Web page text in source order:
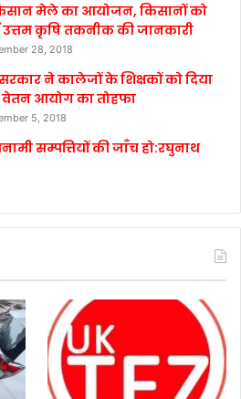
मेले का आयोजन, किसानों को
उत्तम कृषि तकनीक की जानकारी
28, 2018
ने कालेजों के शिक्षकों को दिया
वेतन आयोग का तोहफा
5, 2018
सम्पत्तियों की जाँच हो:रघुनाथ